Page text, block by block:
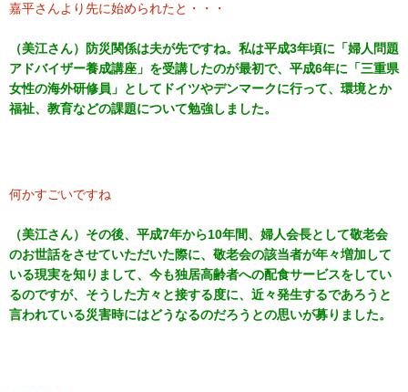
嘉平さんより先に始められたと・・・
（美江さん）防災関係は夫が先ですね。私は平成3年頃に「婦人問題
アドバイザー養成講座」を受講したのが最初で、平成6年に「三重県
女性の海外研修員」としてドイツやデンマークに行って、環境とか
福祉、教育などの課題について勉強しました。
何かすごいですね
（美江さん）その後、 平成7年から10年間、婦人会長として敬老会
のお世話をさせていただいた際に、敬老会の該当者が年々増加して
いる現実を知りまして、今も独居高齢者への配食サービスをしてい
るのですが、そうした方々と接する度に、近々発生するであろうと
言われている災害時にはどうなるのだろうとの思いが募りました。